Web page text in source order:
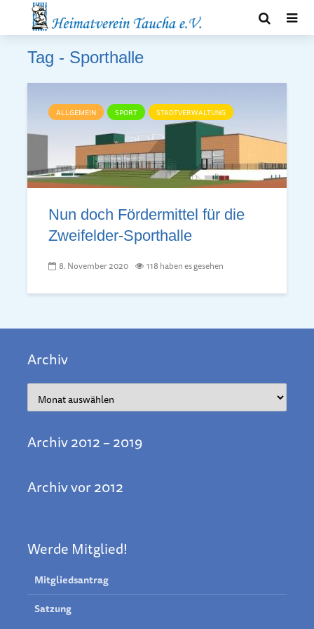
Tag - Sporthalle
ALLGEMEIN SPORT STADTVERWALTUNG
Nun doch Fördermittel für die
Zweifelder-Sporthalle
8. November 2020 118 haben es gesehen
Archiv
Archiv 2012 – 2019
Archiv vor 2012
Werde Mitglied!
Mitgliedsantrag
Satzung